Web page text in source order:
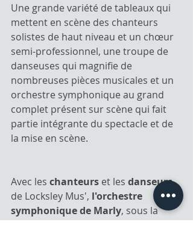
Une grande variété de tableaux qui
mettent en scène des chanteurs
solistes de haut niveau et un chœur
semi-professionnel, une troupe de
danseuses qui magnifie de
nombreuses pièces musicales et un
orchestre symphonique au grand
complet présent sur scène qui fait
partie intégrante du spectacle et de
la mise en scène.
Avec les chanteurs et les danseurs
de Locksley Mus', l'orchestre
symphonique de Marly, sous la